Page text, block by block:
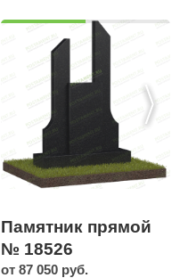
Памятник прямой
№ 18526
от 87 050 руб.